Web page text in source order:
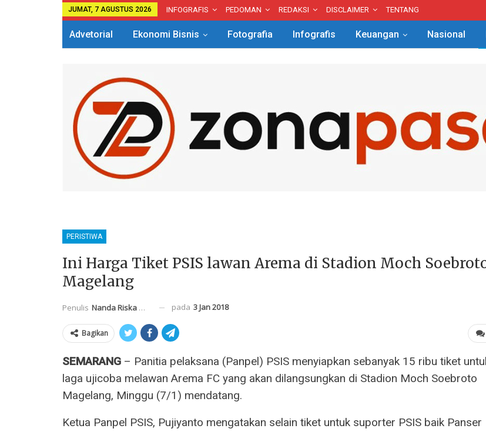
JUMAT, 7 AGUSTUS 2026 INFOGRAFIS PEDOMAN REDAKSI DISCLAIMER TENTANG
Advetorial Ekonomi Bisnis Fotografia Infografis Keuangan Nasional
PERISTIWA
Ini Harga Tiket PSIS lawan Arema di Stadion Moch
Magelang
Penulis Nanda Riska Mahendra pada 3 Jan 2018
Bagikan
SEMARANG – Panitia pelaksana (Panpel) PSIS menyiapkan sebanyak 15 ribu tiket
laga ujicoba melawan Arema FC yang akan dilangsungkan di Stadion Moch Soebroto
Magelang, Minggu (7/1) mendatang.
Ketua Panpel PSIS, Pujiyanto mengatakan selain tiket untuk suporter PSIS baik Panser